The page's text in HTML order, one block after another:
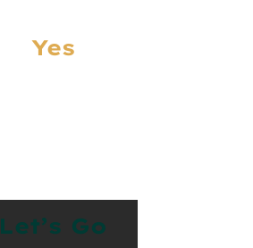
Yes
Let’s Go